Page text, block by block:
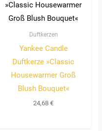
Duftkerzen
Yankee Candle
Duftkerze »Classic
Housewarmer Groß
Blush Bouquet«
24,68€